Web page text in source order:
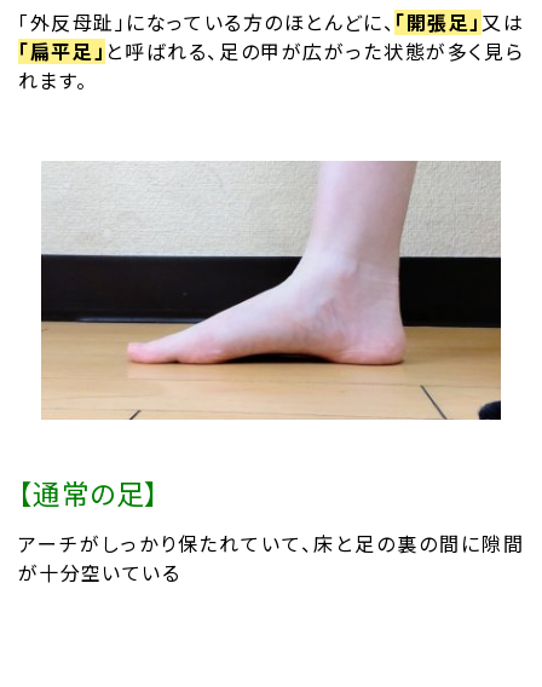
「外反母趾」になっている方のほとんどに、 「開張足」 又は
「扁平足」 と呼ばれる、足の甲が広がった状態が多く見ら
れます。
【通常の足】
アーチがしっかり保たれていて、床と足の裏の間に隙間
が十分空いている